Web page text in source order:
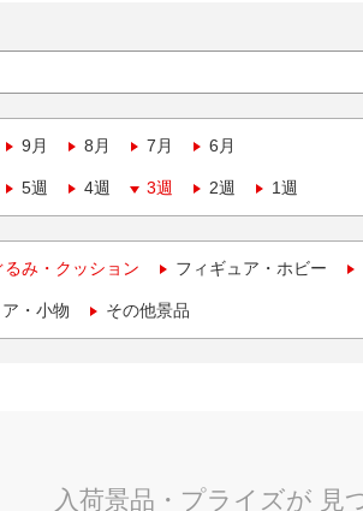
9月 8月 7月 6月
5週 4週 3週 2週 1週
るみ・クッション フィギュア・ホビー
・小物 その他景品